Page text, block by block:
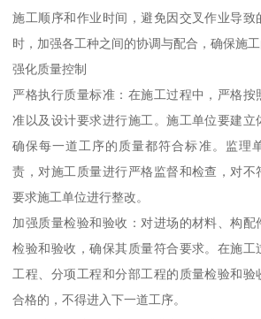
施工顺序和作业时间，避免因交叉作业导致
时，加强各工种之间的协调与配合，确保施工
强化质量控制
严格执行质量标准：在施工过程中，严格
准以及设计要求进行施工。施工单位要建立
确保每一道工序的质量都符合标准。监理
责，对施工质量进行严格监督和检查，对不
要求施工单位进行整改。
加强质量检验和验收：对进场的材料、构配
检验和验收，确保其质量符合要求。在施工
工程、分项工程和分部工程的质量检验和验
合格的，不得进入下一道工序。